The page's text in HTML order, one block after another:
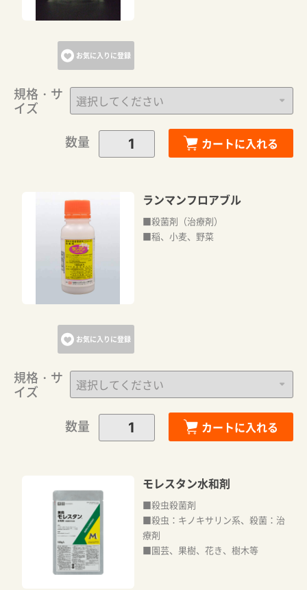
お気に入りに登録
規格・サ
イズ
数量
カートに入れる
お気に入りに登録
ランマンフロアブル
■殺菌剤（治療剤）
■稲、小麦、野菜
規格・サ
イズ
数量
カートに入れる
モレスタン水和剤
■殺虫殺菌剤
■殺虫：キノキサリン系、殺菌：治
療剤
■園芸、果樹、花き、樹木等